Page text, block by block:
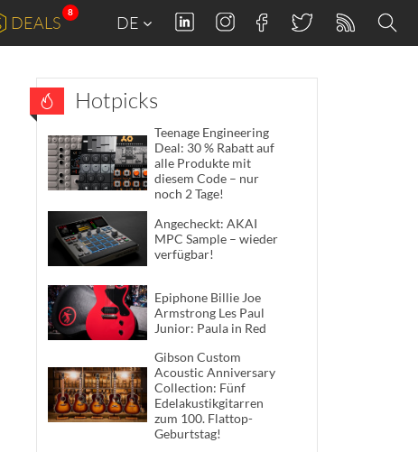
DEALS
8
DE
Hotpicks
Teenage Engineering
Deal: 30 % Rabatt auf
alle Produkte mit
diesem Code – nur
noch 2 Tage!
Angecheckt: AKAI
MPC Sample – wieder
verfügbar!
Epiphone Billie Joe
Armstrong Les Paul
Junior: Paula in Red
Gibson Custom
Acoustic Anniversary
Collection: Fünf
Edelakustikgitarren
zum 100. Flattop-
Geburtstag!